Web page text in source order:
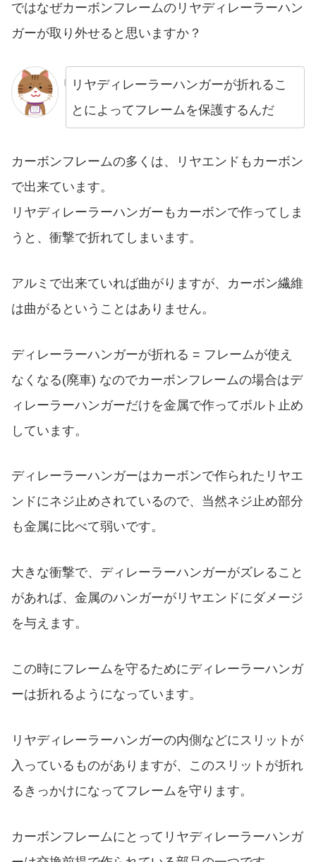
ではなぜカーボンフレームのリヤディレーラーハン
ガーが取り外せると思いますか？
リヤディレーラーハンガーが折れるこ
とによってフレームを保護するんだ
カーボンフレームの多くは、リヤエンドもカーボン
で出来ています。
リヤディレーラーハンガーもカーボンで作ってしま
うと、衝撃で折れてしまいます。
アルミで出来ていれば曲がりますが、カーボン繊維
は曲がるということはありません。
ディレーラーハンガーが折れる = フレームが使え
なくなる(廃車) なのでカーボンフレームの場合はデ
ィレーラーハンガーだけを金属で作ってボルト止め
しています。
ディレーラーハンガーはカーボンで作られたリヤエ
ンドにネジ止めされているので、当然ネジ止め部分
も金属に比べて弱いです。
大きな衝撃で、ディレーラーハンガーがズレること
があれば、金属のハンガーがリヤエンドにダメージ
を与えます。
この時にフレームを守るためにディレーラーハンガ
ーは折れるようになっています。
リヤディレーラーハンガーの内側などにスリットが
入っているものがありますが、このスリットが折れ
るきっかけになってフレームを守ります。
カーボンフレームにとってリヤディレーラーハンガ